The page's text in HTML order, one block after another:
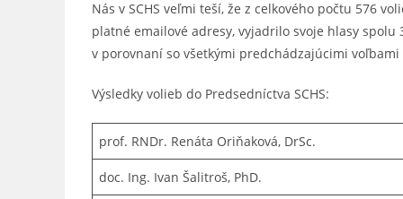
Nás v SCHS veľmi teší, že z celkového počtu 576
platné emailové adresy, vyjadrilo svoje hlasy
v porovnaní so všetkými predchádzajúcimi voľbami
Výsledky volieb do Predsedníctva SCHS:
prof. RNDr. Renáta Oriňaková, DrSc.
doc. Ing. Ivan Šalitroš, PhD.